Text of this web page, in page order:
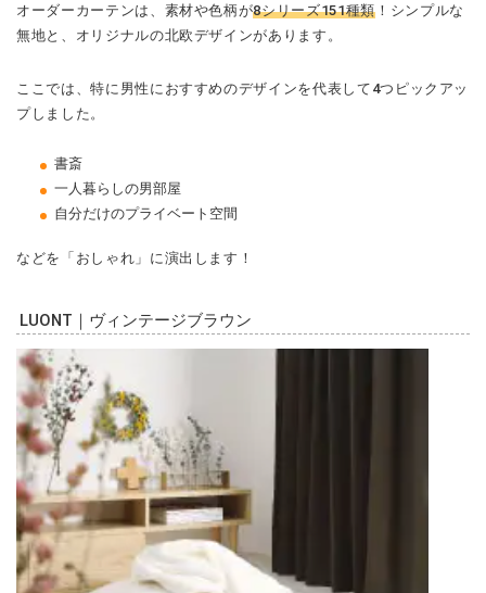
オーダーカーテンは、素材や色柄が8シリーズ151種類！シンプルな
無地と、オリジナルの北欧デザインがあります。
ここでは、特に男性におすすめのデザインを代表して4つピックアッ
プしました。
書斎
一人暮らしの男部屋
自分だけのプライベート空間
などを「おしゃれ」に演出します！
LUONT｜ヴィンテージブラウン